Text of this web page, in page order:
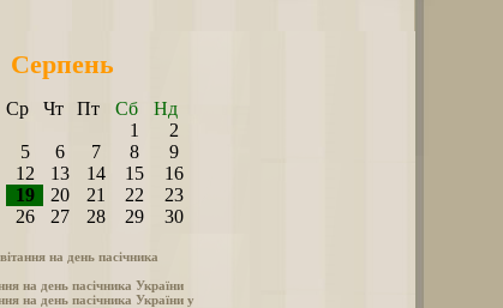
Серпень
Ср Чт Пт Сб
Нд
1
2
5 6 7 8
9
12 13 14 15
16
19 20 21 22
23
26 27 28 29
30
на день пасічника
на день пасічника України
на день пасічника України у